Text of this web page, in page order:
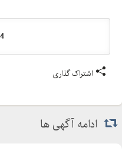
اشتراک گذاری
ادامه آگهی ها